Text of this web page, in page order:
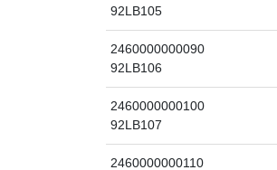
92LB105
2460000000090
92LB106
2460000000100
92LB107
2460000000110